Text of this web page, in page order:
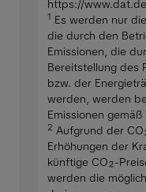
https://
1 Es werden nur
die durch den
Emissionen, die
Bereitstellung des
bzw. der
werden, werden
Emissionen
2 Aufgrund der
Erhöhungen der
künftige CO₂-
werden die